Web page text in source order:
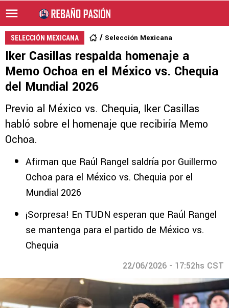
SELECCIÓN MEXICANA Selección Mexicana
Iker Casillas respalda homenaje a
Memo Ochoa en el México vs. Chequia
del Mundial 2026
Previo al México vs. Chequia, Iker Casillas
habló sobre el homenaje que recibiría Memo
Ochoa.
Afirman que Raúl Rangel saldría por Guillermo
Ochoa para el México vs. Chequia por el
Mundial 2026
¡Sorpresa! En TUDN esperan que Raúl Rangel
se mantenga para el partido de México vs.
Chequia
22/06/2026 - 17:52hs CST